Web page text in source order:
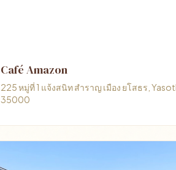
Café Amazon
225 หมู่ที่ 1 แจ้งสนิท สำราญ เมือง ยโสธร,
35000